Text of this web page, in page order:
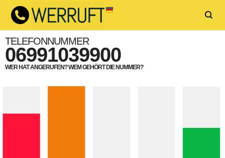
TELEFONNUMMER
06991039900
WER HAT ANGERUFEN? WEM GEHÖRT DIE NUMMER?